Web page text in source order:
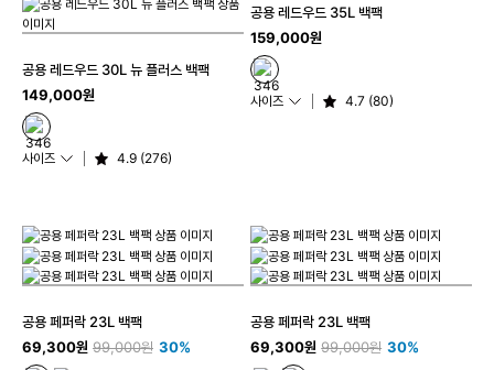
공용 레드우드 30L 뉴 플러스 백팩
149,000원
사이즈 4.9 (276)
공용 레드우드 35L 백팩
159,000원
사이즈 4.7 (80)
공용 페퍼락 23L 백팩
69,300원 99,000원 30%
공용 페퍼락 23L 백팩
69,300원 99,000원 30%